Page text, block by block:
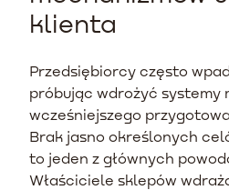
klienta
Przedsiębiorcy często
próbując wdrożyć systemy
wcześniejszego
Brak jasno określonych
to jeden z głównych
Właściciele sklepów